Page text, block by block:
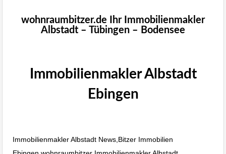
wohnraumbitzer.de Ihr Immobilienmakler
Albstadt – Tübingen – Bodensee
Immobilienmakler Albstadt
Ebingen
Immobilienmakler Albstadt News,Bitzer Immobilien